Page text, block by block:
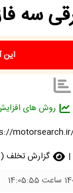
سه
این
روش های
motorsearch.ir/
گزارش تخلف (5 امتیاز)